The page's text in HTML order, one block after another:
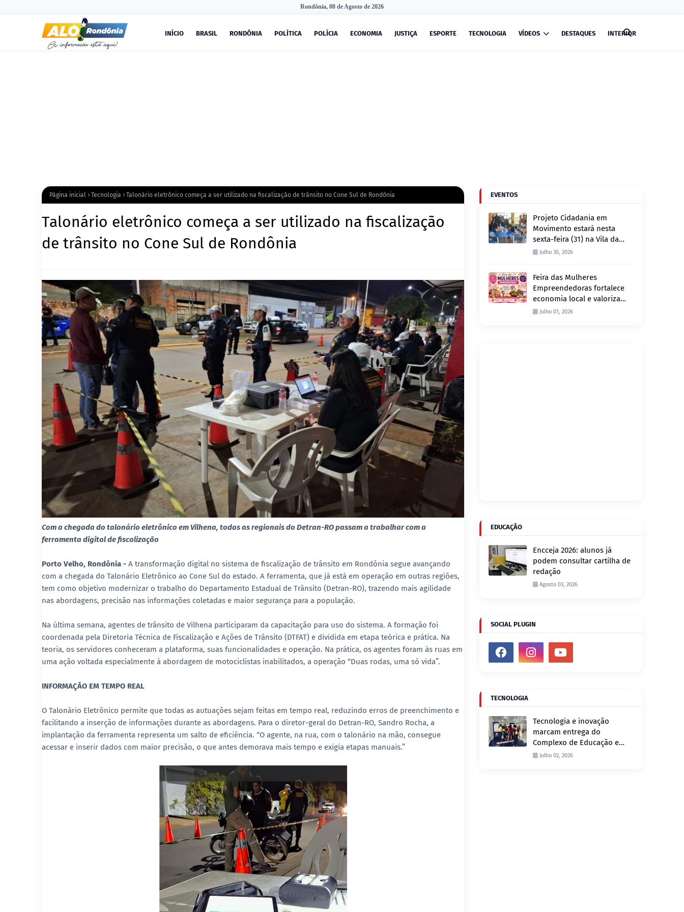
Rondônia, 08 de Agosto de 2026
INÍCIO BRASIL RONDÔNIA POLÍTICA POLÍCIA ECONOMIA JUSTIÇA ESPORTE TECNOLOGIA VÍDEOS DESTAQUES INTERIOR
Página inicial Tecnologia Talonário eletrônico começa a ser utilizado na fiscalização de trânsito no Cone Sul de Rondônia
Talonário eletrônico começa a ser utilizado na fiscalização
de trânsito no Cone Sul de Rondônia
Com a chegada do talonário eletrônico em Vilhena, todas as regionais do Detran-RO passam a trabalhar com a
ferramenta digital de fiscalização
Porto Velho, Rondônia - A transformação digital no sistema de fiscalização de trânsito em Rondônia segue avançando
com a chegada do Talonário Eletrônico ao Cone Sul do estado. A ferramenta, que já está em operação em outras regiões,
tem como objetivo modernizar o trabalho do Departamento Estadual de Trânsito (Detran-RO), trazendo mais agilidade
nas abordagens, precisão nas informações coletadas e maior segurança para a população.
Na última semana, agentes de trânsito de Vilhena participaram da capacitação para uso do sistema. A formação foi
coordenada pela Diretoria Técnica de Fiscalização e Ações de Trânsito (DTFAT) e dividida em etapa teórica e prática. Na
teoria, os servidores conheceram a plataforma, suas funcionalidades e operação. Na prática, os agentes foram às ruas em
uma ação voltada especialmente à abordagem de motociclistas inabilitados, a operação “Duas rodas, uma só vida”.
INFORMAÇÃO EM TEMPO REAL
O Talonário Eletrônico permite que todas as autuações sejam feitas em tempo real, reduzindo erros de preenchimento e
facilitando a inserção de informações durante as abordagens. Para o diretor-geral do Detran-RO, Sandro Rocha, a
implantação da ferramenta representa um salto de eficiência. “O agente, na rua, com o talonário na mão, consegue
acessar e inserir dados com maior precisão, o que antes demorava mais tempo e exigia etapas manuais.”
EVENTOS
Projeto Cidadania em
Movimento estará nesta
sexta-feira (31) na Vila da
Penha e sábado (1º) em
Julho 30, 2026
Feira das Mulheres
Empreendedoras fortalece
economia local e valoriza
produção feminina no
Julho 01, 2026
EDUCAÇÃO
Encceja 2026: alunos já
podem consultar cartilha de
redação
Agosto 03, 2026
SOCIAL PLUGIN
TECNOLOGIA
Tecnologia e inovação
marcam entrega do
Complexo de Educação e
Fiscalização de Trânsito
Julho 02, 2026